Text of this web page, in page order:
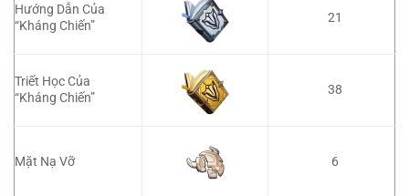
Hướng Dẫn Của
“Kháng Chiến”
21
Triết Học Của
“Kháng Chiến”
38
Mặt Nạ Vỡ 6